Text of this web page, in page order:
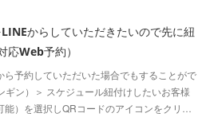
からしていただきたいので先に紐
応Web予約）
予約していただいた場合でもすることがで
ギン）＞ スケジュール紐付けしたいお客様
）を選択しQRコードのアイコンをクリ…